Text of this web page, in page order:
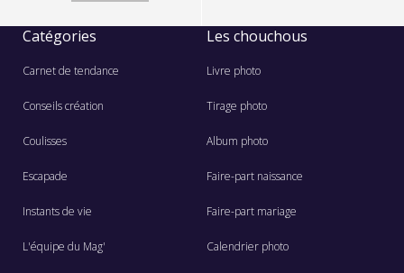
Catégories
Carnet de tendance
Conseils création
Coulisses
Escapade
Instants de vie
L'équipe du Mag'
Les chouchous
Livre photo
Tirage photo
Album photo
Faire-part naissance
Faire-part mariage
Calendrier photo